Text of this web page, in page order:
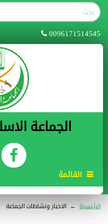
0096171514545
الجماعة
القائمة
الرئيسية ← الاخبار ونشاطات الجماعة